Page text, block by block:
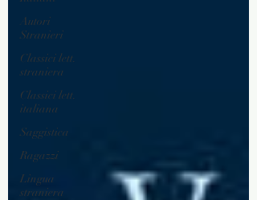
Autori
Stranieri
Classici lett.
straniera
Classici lett.
italiana
Saggistica
Ragazzi
Lingua
straniera